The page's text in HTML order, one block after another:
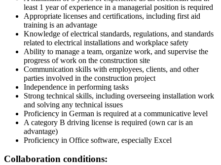
least 1 year of experience in a managerial position is required
Appropriate licenses and certifications, including first aid
training is an advantage
Knowledge of electrical standards, regulations, and standards
related to electrical installations and workplace safety
Ability to manage a team, organize work, and supervise the
progress of work on the construction site
Communication skills with employees, clients, and other
parties involved in the construction project
Independence in performing tasks
Strong technical skills, including overseeing installation work
and solving any technical issues
Proficiency in German is required at a communicative level
A category B driving license is required (own car is an
advantage)
Proficiency in Office software, especially Excel
Collaboration conditions: